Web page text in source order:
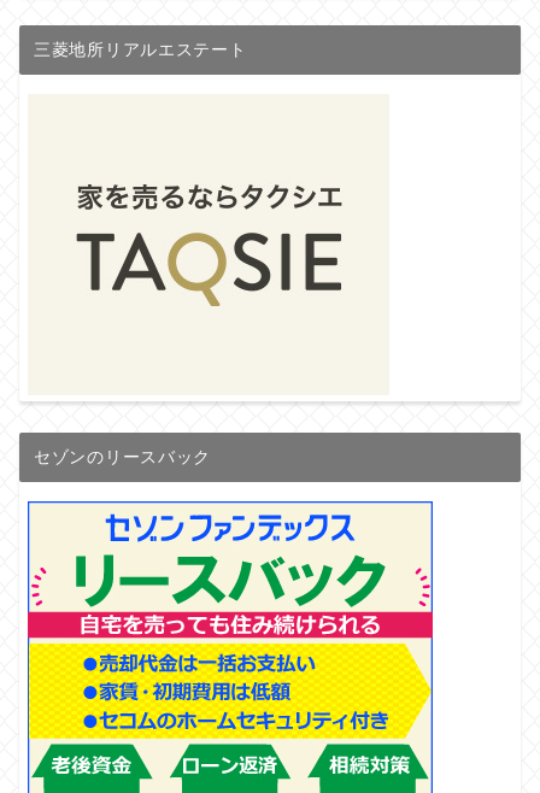
三菱地所リアルエステート
セゾンのリースバック